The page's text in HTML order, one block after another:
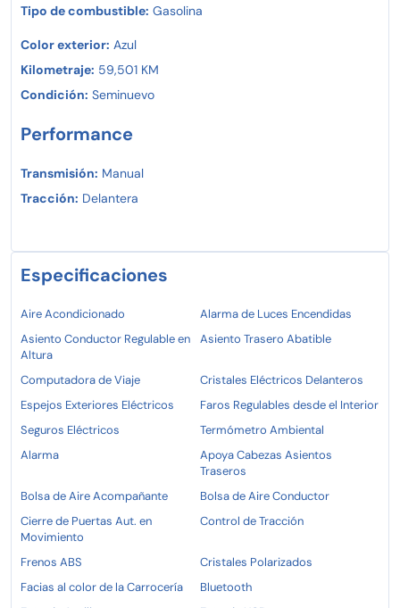
Tipo de combustible: Gasolina
Color exterior: Azul
Kilometraje: 59,501 KM
Condición: Seminuevo
Performance
Transmisión: Manual
Tracción: Delantera
Especificaciones
Aire Acondicionado
Alarma de Luces Encendidas
Asiento Conductor Regulable en
Altura
Asiento Trasero Abatible
Computadora de Viaje
Cristales Eléctricos Delanteros
Espejos Exteriores Eléctricos
Faros Regulables desde el Interior
Seguros Eléctricos
Termómetro Ambiental
Alarma
Apoya Cabezas Asientos
Traseros
Bolsa de Aire Acompañante
Bolsa de Aire Conductor
Cierre de Puertas Aut. en
Movimiento
Control de Tracción
Frenos ABS
Cristales Polarizados
Facias al color de la Carrocería
Bluetooth